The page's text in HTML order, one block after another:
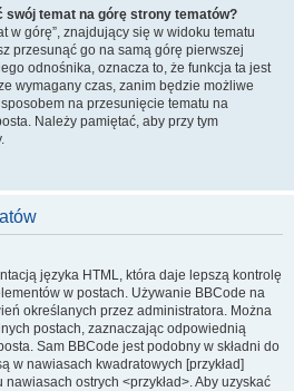
swój temat na górę strony tematów?
w górę”, znajdujący się w widoku tematu
przesunąć go na samą górę pierwszej
odnośnika, oznacza to, że funkcja ta jest
wymagany czas, zanim będzie możliwe
na przesunięcie tematu na
Należy pamiętać, aby przy tym
języka HTML, która daje lepszą kontrolę
w postach. Używanie BBCode na
określanych przez administratora. Można
postach, zaznaczając odpowiednią
Sam BBCode jest podobny w składni do
w nawiasach kwadratowych [przykład]
ostrych <przykład>. Aby uzyskać